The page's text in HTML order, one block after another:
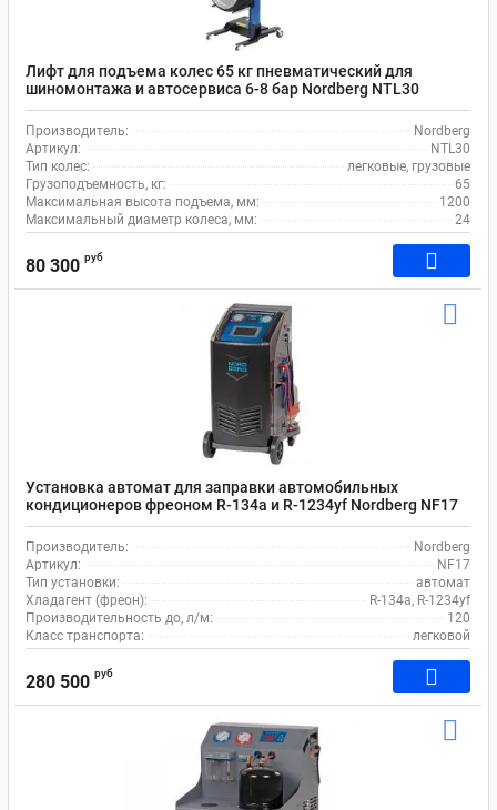
Лифт для подъема колес 65 кг пневматический для
шиномонтажа и автосервиса 6-8 бар Nordberg NTL30
Производитель:
Nordberg
Артикул:
NTL30
Тип колес:
легковые, грузовые
Грузоподъемность, кг:
65
Максимальная высота подъема, мм:
1200
Максимальный диаметр колеса, мм:
24
80 300 руб
Установка автомат для заправки автомобильных
кондиционеров фреоном R-134a и R-1234yf Nordberg NF17
Производитель:
Nordberg
Артикул:
NF17
Тип установки:
автомат
Хладагент (фреон):
R-134a, R-1234yf
Производительность до, л/м:
120
Класс транспорта:
легковой
280 500 руб